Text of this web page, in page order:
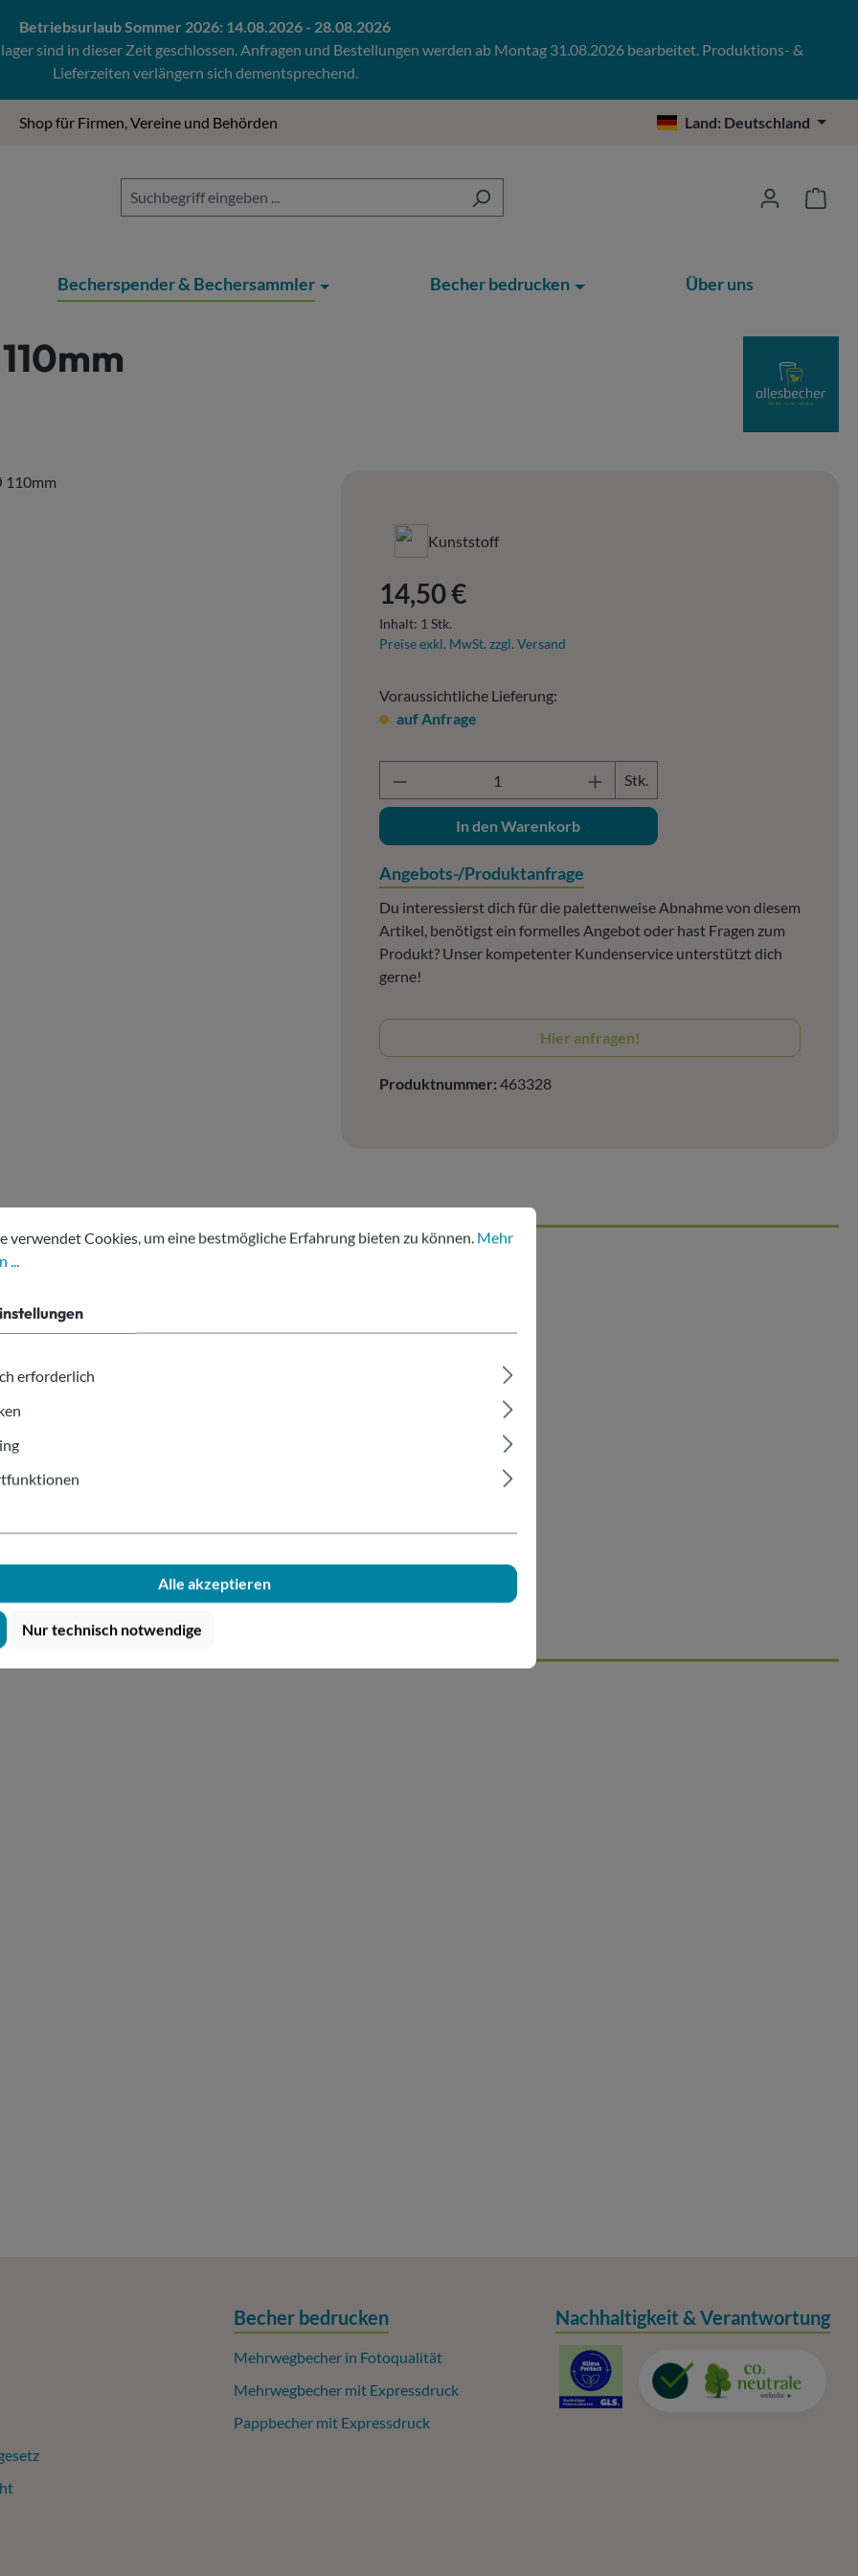
Betriebsurlaub Sommer 2026: 14.08.2026 - 28.08.2026
sind in dieser Zeit geschlossen. Anfragen und Bestellungen werden ab Montag 31.08.2026 bearbeitet. Produktions- &
Lieferzeiten verlängern sich dementsprechend.
Shop für Firmen, Vereine und Behörden Land: Deutschland
Becherspender & Bechersammler Becher bedrucken Über uns
Kunststoff
Regulärer Preis:
14,50 €
Inhalt: 1 Stk.
Preise exkl. MwSt. zzgl. Versand
Voraussichtliche Lieferung:
auf Anfrage
Produkt Anzahl: Gib den gewünschten Wert
Stk.
In den Warenkorb
Angebots-/Produktanfrage
Du interessierst dich für die palettenweise Abnahme von diesem
Artikel, benötigst ein formelles Angebot oder hast Fragen zum
Produkt? Unser kompetenter Kundenservice unterstützt dich
gerne!
Hier anfragen!
Produktnummer: 463328
Ø 110mm"
Art.Nr. Alt: 43328 S
Ø 110mm
Becher bedrucken
Mehrwegbecher in Fotoqualität
Mehrwegbecher mit Expressdruck
Pappbecher mit Expressdruck
Nachhaltigkeit & Verantwortung
Cookies, um eine bestmögliche Erfahrung bieten zu können.
Mehr Informationen ...
verwendet Cookies, um eine bestmögliche Erfahrung bieten zu können. Mehr
erforderlich
Alle akzeptieren
Nur technisch notwendige